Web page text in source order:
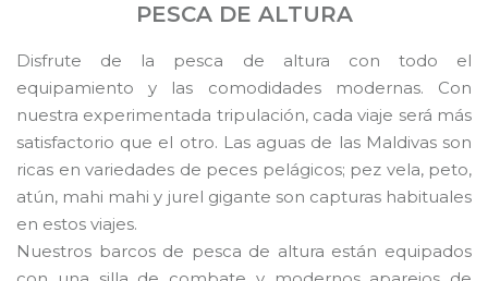
PESCA DE ALTURA
Disfrute de la pesca de altura con todo el
equipamiento y las comodidades modernas. Con
nuestra experimentada tripulación, cada viaje será más
satisfactorio que el otro. Las aguas de las Maldivas son
ricas en variedades de peces pelágicos; pez vela, peto,
atún, mahi mahi y jurel gigante son capturas habituales
en estos viajes.
Nuestros barcos de pesca de altura están equipados